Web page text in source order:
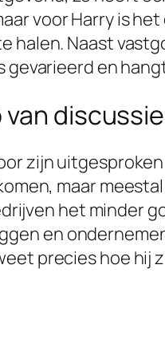
voor Harry is
Naast
en
zijn
maar
het minder
en
precies hoe hij